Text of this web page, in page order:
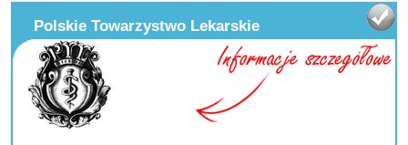
Polskie Towarzystwo Lekarskie